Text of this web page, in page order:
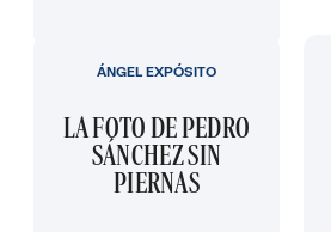
LA FOTO DE PEDRO
SÁNCHEZ SIN
PIERNAS
ÁNGEL EXPÓSITO